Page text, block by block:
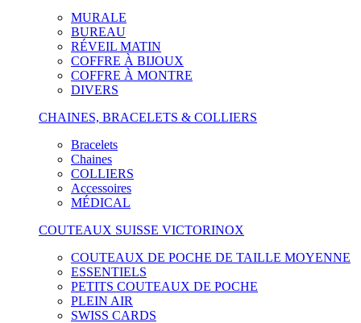
MURALE
BUREAU
RÉVEIL MATIN
COFFRE À BIJOUX
COFFRE À MONTRE
DIVERS
CHAINES, BRACELETS & COLLIERS
Bracelets
Chaines
COLLIERS
Accessoires
MÉDICAL
COUTEAUX SUISSE VICTORINOX
COUTEAUX DE POCHE DE TAILLE MOYENNE
ESSENTIELS
PETITS COUTEAUX DE POCHE
PLEIN AIR
SWISS CARDS